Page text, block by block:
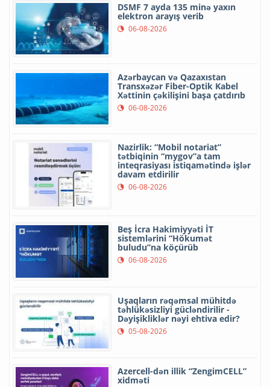
DSMF 7 ayda 135 minə yaxın
elektron arayış verib
06-08-2026
Azərbaycan və Qazaxıstan
Transxəzər Fiber-Optik Kabel
Xəttinin çəkilişini başa çatdırıb
06-08-2026
Nazirlik: “Mobil notariat”
tətbiqinin “mygov”a tam
inteqrasiyası istiqamətində işlər
davam etdirilir
06-08-2026
Beş İcra Hakimiyyəti İT
sistemlərini “Hökumət
buludu”na köçürüb
06-08-2026
Uşaqların rəqəmsal mühitdə
təhlükəsizliyi gücləndirilir -
Dəyişikliklər nəyi ehtiva edir?
05-08-2026
Azercell-dən illik “ZengimCELL”
xidməti